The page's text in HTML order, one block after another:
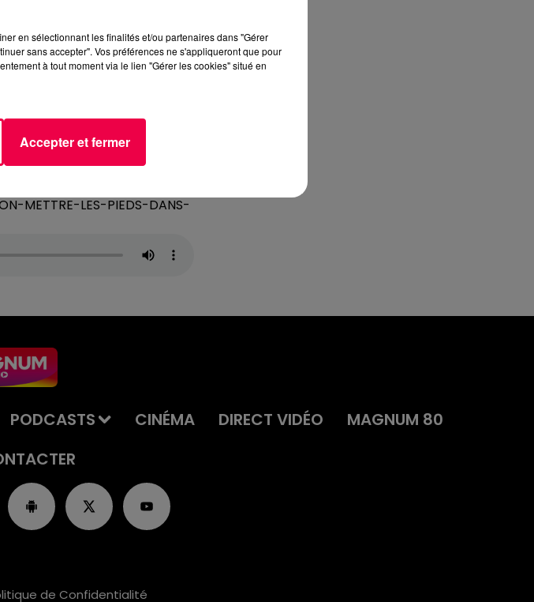
METTRE-LES-PIEDS-DANS-
PODCASTS CINÉMA DIRECT VIDÉO
MAGNUM 80
de Confidentialité
en sélectionnant les finalités et/ou partenaires dans "Gérer
sans accepter". Vos préférences ne s'appliqueront que pour
à tout moment via le lien "Gérer les cookies" situé en
Accepter et fermer